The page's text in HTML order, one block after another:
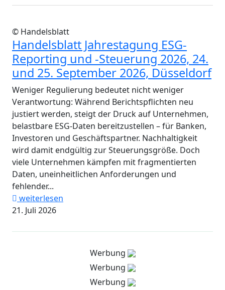
© Handelsblatt
Handelsblatt Jahrestagung ESG-
Reporting und -Steuerung 2026, 24.
und 25. September 2026, Düsseldorf
Weniger Regulierung bedeutet nicht weniger
Verantwortung: Während Berichtspflichten neu
justiert werden, steigt der Druck auf Unternehmen,
belastbare ESG-Daten bereitzustellen – für Banken,
Investoren und Geschäftspartner. Nachhaltigkeit
wird damit endgültig zur Steuerungsgröße. Doch
viele Unternehmen kämpfen mit fragmentierten
Daten, uneinheitlichen Anforderungen und
fehlender...
weiterlesen
21. Juli 2026
Werbung
Werbung
Werbung